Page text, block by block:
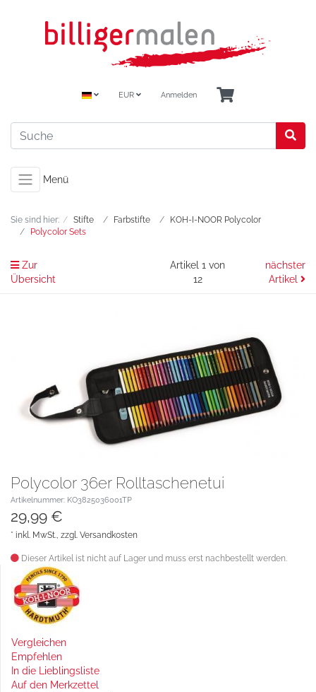
EUR Anmelden
Menü
Sie sind hier: Stifte Farbstifte
KOH-I-NOOR Polycolor
Polycolor Sets
Zur
Übersicht
Artikel 1 von
12
nächster
Artikel
Polycolor 36er Rolltaschenetui
Artikelnummer: KO3825036001TP
29,99 €
* inkl. MwSt., zzgl. Versandkosten
Dieser Artikel ist nicht auf Lager und muss erst nachbestellt werden.
Vergleichen
Empfehlen
In die Lieblingsliste
Auf den Merkzettel